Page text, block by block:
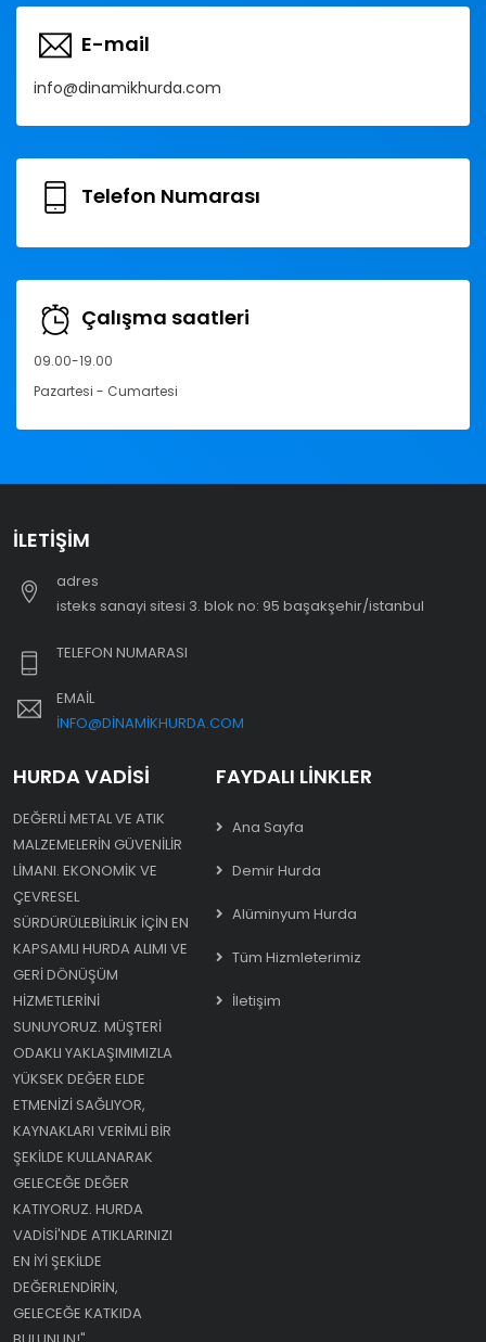
E-mail
info@dinamikhurda.com
Telefon Numarası
Çalışma saatleri
09.00-19.00
Pazartesi - Cumartesi
İLETIŞIM
adres
i̇steks sanayi sitesi 3. blok no: 95 başakşehir/i̇stanbul
TELEFON NUMARASI
EMAIL
INFO@DINAMIKHURDA.COM
HURDA VADISI
DEĞERLI METAL VE ATIK
MALZEMELERIN GÜVENILIR
LIMANI. EKONOMIK VE
ÇEVRESEL
SÜRDÜRÜLEBILIRLIK IÇIN EN
KAPSAMLI HURDA ALIMI VE
GERI DÖNÜŞÜM
HIZMETLERINI
SUNUYORUZ. MÜŞTERI
ODAKLI YAKLAŞIMIMIZLA
YÜKSEK DEĞER ELDE
ETMENIZI SAĞLIYOR,
KAYNAKLARI VERIMLI BIR
ŞEKILDE KULLANARAK
GELECEĞE DEĞER
KATIYORUZ. HURDA
VADISI'NDE ATIKLARINIZI
EN IYI ŞEKILDE
DEĞERLENDIRIN,
GELECEĞE KATKIDA
FAYDALI LINKLER
Ana Sayfa
Demir Hurda
Alüminyum Hurda
Tüm Hizmleterimiz
İletişim